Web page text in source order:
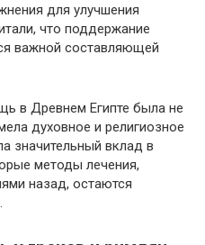
для улучшения
что поддержание
важной составляющей
в Древнем Египте была не
духовное и религиозное
значительный вклад в
методы лечения,
назад, остаются